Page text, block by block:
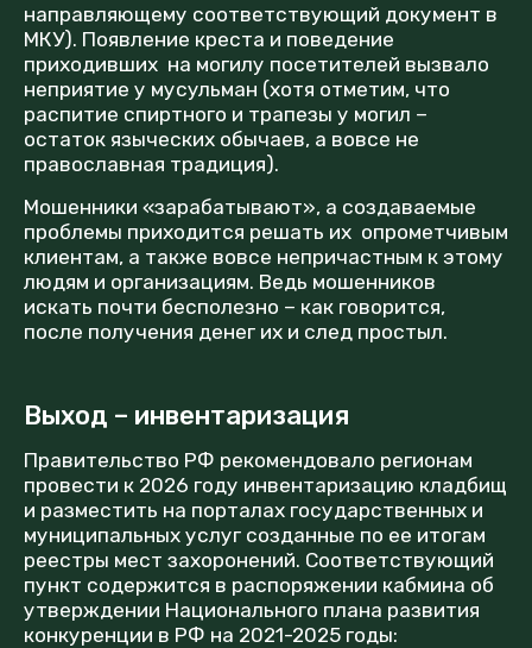
направляющему соответствующий документ в
МКУ). Появление креста и поведение
приходивших на могилу посетителей вызвало
неприятие у мусульман (хотя отметим, что
распитие спиртного и трапезы у могил –
остаток языческих обычаев, а вовсе не
православная традиция).
Мошенники «зарабатывают», а создаваемые
проблемы приходится решать их опрометчивым
клиентам, а также вовсе непричастным к этому
людям и организациям. Ведь мошенников
искать почти бесполезно – как говорится,
после получения денег их и след простыл.
Выход – инвентаризация
Правительство РФ рекомендовало регионам
провести к 2026 году инвентаризацию кладбищ
и разместить на порталах государственных и
муниципальных услуг созданные по ее итогам
реестры мест захоронений. Соответствующий
пункт содержится в распоряжении кабмина об
утверждении Национального плана развития
конкуренции в РФ на 2021-2025 годы: